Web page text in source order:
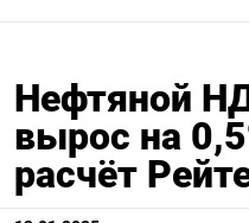
Нефтяной
вырос на
расчёт